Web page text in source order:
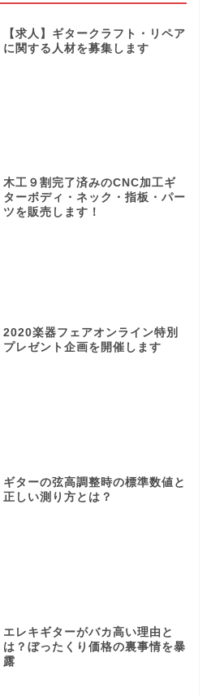
【求人】ギタークラフト・リペア
に関する人材を募集します
木工９割完了済みのCNC加工ギ
ターボディ・ネック・指板・パー
ツを販売します！
2020楽器フェアオンライン特別
プレゼント企画を開催します
ギターの弦高調整時の標準数値と
正しい測り方とは？
エレキギターがバカ高い理由と
は？ぼったくり価格の裏事情を暴
露